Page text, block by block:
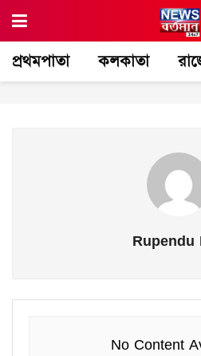
প্রথমপাতা কলকাতা
Rupendu
No Content